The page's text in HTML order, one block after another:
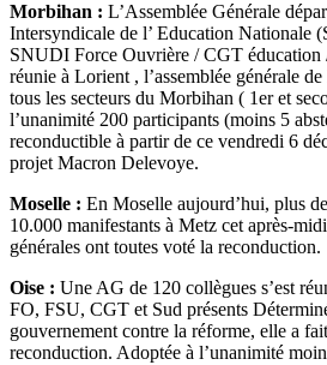
Morbihan : L’Assemblée Générale
Intersyndicale de l’ Education Nationale
SNUDI Force Ouvrière / CGT
réunie à Lorient , l’assemblée générale
tous les secteurs du Morbihan ( 1er et
l’unanimité 200 participants (moins 5
reconductible à partir de ce vendredi 6
projet Macron Delevoye.
Moselle : En Moselle aujourd’hui, plus
10.000 manifestants à Metz cet après-
générales ont toutes voté la reconduction.
Oise : Une AG de 120 collègues s’est
FO, FSU, CGT et Sud présents
gouvernement contre la réforme, elle a
reconduction. Adoptée à l’unanimité